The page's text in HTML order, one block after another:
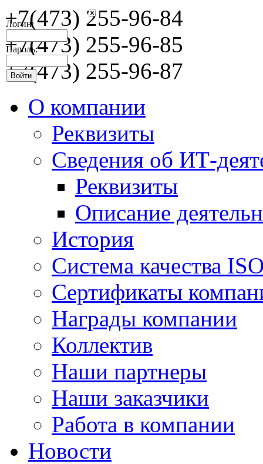
Логин:
Пароль:
+7(473) 255-96-84
+7(473) 255-96-85
+7(473) 255-96-87
О компании
Реквизиты
Сведения об ИТ-
Реквизиты
Описание
История
Система качества
Сертификаты
Награды компании
Коллектив
Наши партнеры
Наши заказчики
Работа в компании
Новости